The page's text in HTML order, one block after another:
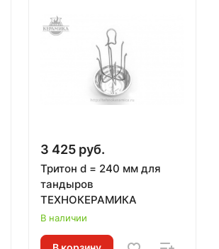
3 425 руб.
Тритон d = 240 мм для
тандыров
ТЕХНОКЕРАМИКА
В наличии